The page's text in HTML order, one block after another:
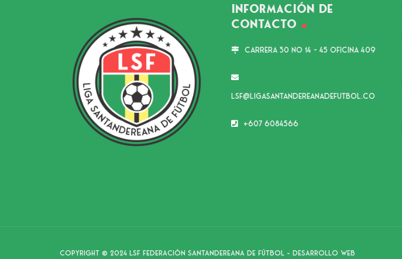
Información de
Contacto
Carrera 30 No 14 - 45 Oficina 409
lsf@ligasantandereanadefutbol.co
+607 6084566
Copyright © 2024 LSF Federación Santandereana de Fútbol – Desarrollo web